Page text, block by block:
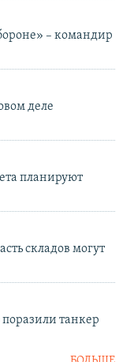
– командир
деле
планируют
складов могут
танкер